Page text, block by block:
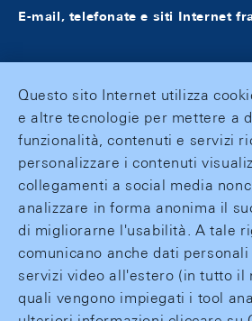
E-mail, telefonate e siti Internet
Questo sito Internet utilizza
e altre tecnologie per mettere a
funzionalità, contenuti e servizi
personalizzare i contenuti
collegamenti a social media
analizzare in forma anonima il
di migliorarne l'usabilità. A tale
comunicano anche dati
servizi video all'estero (in tutto il
quali vengono impiegati i tool